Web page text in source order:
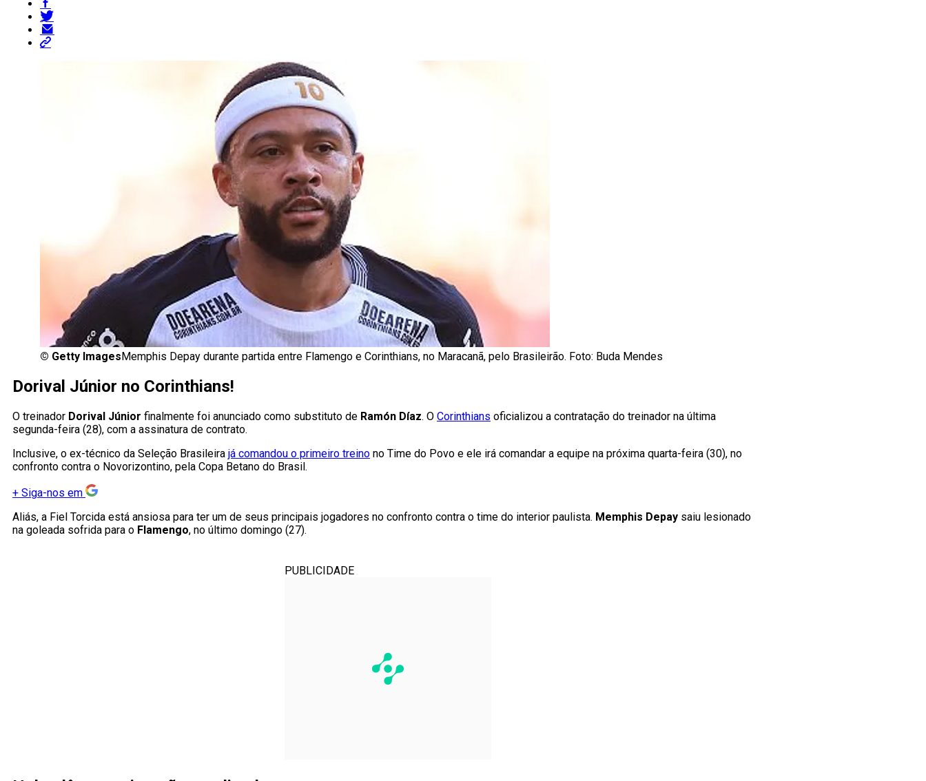
© Getty Images Memphis Depay durante partida entre Flamengo e Corinthians, no Maracanã, pelo Brasileirão. Foto: Buda Mendes
Dorival Júnior no Corinthians!
O treinador Dorival Júnior finalmente foi anunciado como substituto de Ramón Díaz. O Corinthians oficializou a contratação do treinador na última
segunda-feira (28), com a assinatura de contrato.
Inclusive, o ex-técnico da Seleção Brasileira já comandou o primeiro treino no Time do Povo e ele irá comandar a equipe na próxima quarta-feira (30), no
confronto contra o Novorizontino, pela Copa Betano do Brasil.
+ Siga-nos em
Aliás, a Fiel Torcida está ansiosa para ter um de seus principais jogadores no confronto contra o time do interior paulista. Memphis Depay saiu lesionado
na goleada sofrida para o Flamengo, no último domingo (27).
PUBLICIDADE